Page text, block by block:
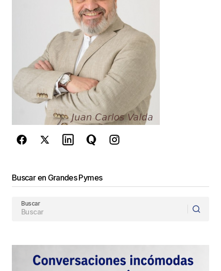
Guarda mi nombre, correo electrónico y web en
este navegador para la próxima vez que
comente.
Este sitio esta protegido por
reCAPTCHA y laPolítica de
privacidady losTérminos del servicio
de Google se aplican.
Enviar Comentario
Buscar en Grandes Pymes
Buscar